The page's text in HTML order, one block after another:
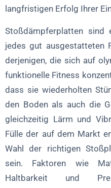
2. Einführung von
3. Regelmäßige Audits und
4. Effiziente
5. Strategische
Individuelle
1. Vorteile der
2. Anpassungsoptionen
3. Überlegungen zur
langfristigen Erfolg Ihrer
Stoßdämpferplatten sind
jedes gut ausgestatteten
derjenigen, die sich auf
funktionelle Fitness
dass sie wiederholten
den Boden als auch die
gleichzeitig Lärm und
Fülle der auf dem Markt
Wahl der richtigen
sein. Faktoren wie
Haltbarkeit und